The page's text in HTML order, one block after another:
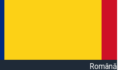
Română